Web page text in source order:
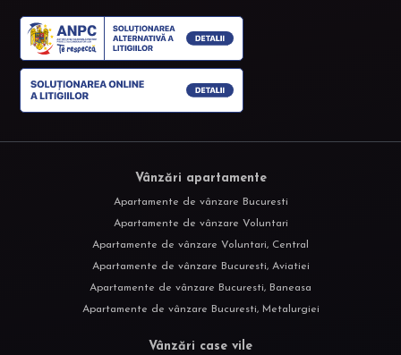
Vânzări apartamente
Apartamente de vânzare Bucuresti
Apartamente de vânzare Voluntari
Apartamente de vânzare Voluntari, Central
Apartamente de vânzare Bucuresti, Aviatiei
Apartamente de vânzare Bucuresti, Baneasa
Apartamente de vânzare Bucuresti, Metalurgiei
Vânzări case vile